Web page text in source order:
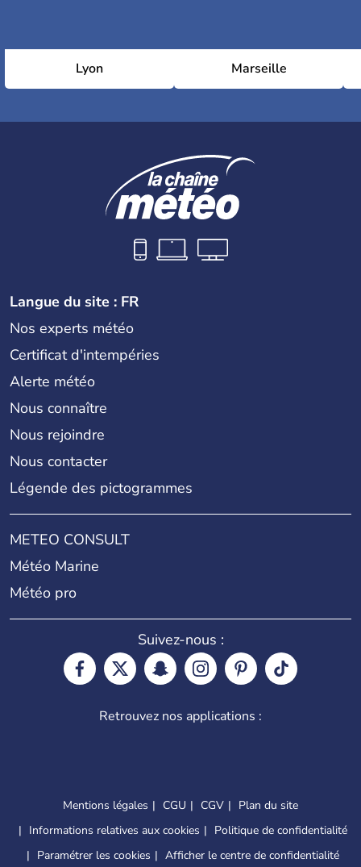
Lyon Marseille
Langue du site : FR
Nos experts météo
Certificat d'intempéries
Alerte météo
Nous connaître
Nous rejoindre
Nous contacter
Légende des pictogrammes
METEO CONSULT
Météo Marine
Météo pro
Suivez-nous :
Retrouvez nos applications :
Mentions légales CGU CGV
Plan du site
Informations relatives aux cookies
Politique de confidentialité
Paramétrer les cookies
Afficher le centre de confidentialité